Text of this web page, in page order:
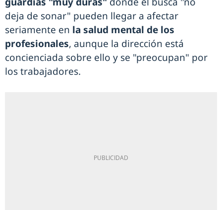
deja de sonar" pueden llegar a afectar
seriamente en la salud mental de los
profesionales, aunque la dirección está
concienciada sobre ello y se "preocupan" por
los trabajadores.